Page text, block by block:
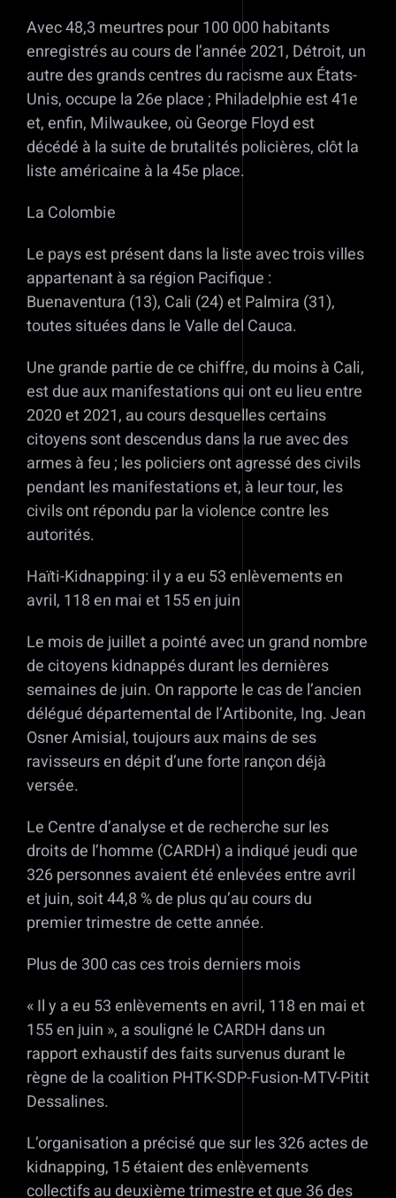
Avec 48,3 meurtres pour 100 000 habitants
enregistrés au cours de l’année 2021, Détroit, un
autre des grands centres du racisme aux États-
Unis, occupe la 26e place ; Philadelphie est 41e
et, enfin, Milwaukee, où George Floyd est
décédé à la suite de brutalités policières, clôt la
liste américaine à la 45e place.
La Colombie
Le pays est présent dans la liste avec trois villes
appartenant à sa région Pacifique :
Buenaventura (13), Cali (24) et Palmira (31),
toutes situées dans le Valle del Cauca.
Une grande partie de ce chiffre, du moins à Cali,
est due aux manifestations qui ont eu lieu entre
2020 et 2021, au cours desquelles certains
citoyens sont descendus dans la rue avec des
armes à feu ; les policiers ont agressé des civils
pendant les manifestations et, à leur tour, les
civils ont répondu par la violence contre les
autorités.
Haïti-Kidnapping: il y a eu 53 enlèvements en
avril, 118 en mai et 155 en juin
Le mois de juillet a pointé avec un grand nombre
de citoyens kidnappés durant les dernières
semaines de juin. On rapporte le cas de l’ancien
délégué départemental de l’Artibonite, Ing. Jean
Osner Amisial, toujours aux mains de ses
ravisseurs en dépit d’une forte rançon déjà
versée.
Le Centre d’analyse et de recherche sur les
droits de l’homme (CARDH) a indiqué jeudi que
326 personnes avaient été enlevées entre avril
et juin, soit 44,8 % de plus qu’au cours du
premier trimestre de cette année.
Plus de 300 cas ces trois derniers mois
« Il y a eu 53 enlèvements en avril, 118 en mai et
155 en juin », a souligné le CARDH dans un
rapport exhaustif des faits survenus durant le
règne de la coalition PHTK-SDP-Fusion-MTV-Pitit
Dessalines.
L’organisation a précisé que sur les 326 actes de
kidnapping, 15 étaient des enlèvements
collectifs au deuxième trimestre et que 36 des